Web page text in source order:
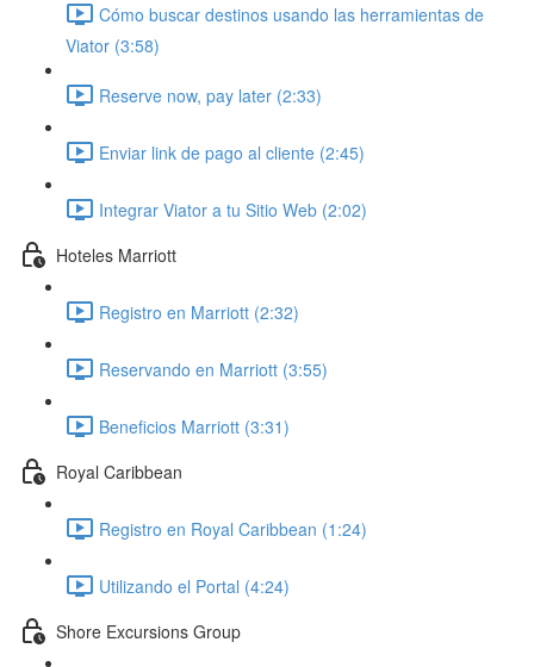
Cómo buscar destinos usando las herramientas de
Viator (3:58)
Reserve now, pay later (2:33)
Enviar link de pago al cliente (2:45)
Integrar Viator a tu Sitio Web (2:02)
Hoteles Marriott
Registro en Marriott (2:32)
Reservando en Marriott (3:55)
Beneficios Marriott (3:31)
Royal Caribbean
Registro en Royal Caribbean (1:24)
Utilizando el Portal (4:24)
Shore Excursions Group